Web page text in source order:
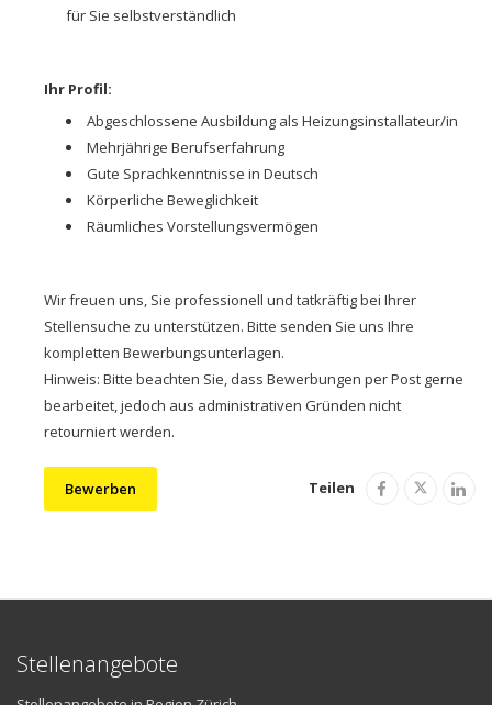
für Sie selbstverständlich
Ihr Profil:
Abgeschlossene Ausbildung als Heizungsinstallateur/in
Mehrjährige Berufserfahrung
Gute Sprachkenntnisse in Deutsch
Körperliche Beweglichkeit
Räumliches Vorstellungsvermögen
Wir freuen uns, Sie professionell und tatkräftig bei Ihrer
Stellensuche zu unterstützen. Bitte senden Sie uns Ihre
kompletten Bewerbungsunterlagen.
Hinweis: Bitte beachten Sie, dass Bewerbungen per Post gerne
bearbeitet, jedoch aus administrativen Gründen nicht
retourniert werden.
Bewerben Teilen
Stellenangebote